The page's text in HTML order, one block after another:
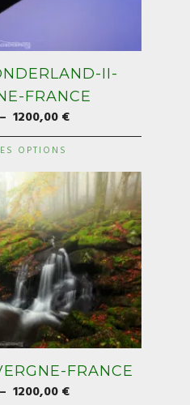
II-
FRANCE
– 1200,00€Plage
de
30,00 €
à
1200,00 €
OPTIONS
FRANCE
– 1200,00€Plage